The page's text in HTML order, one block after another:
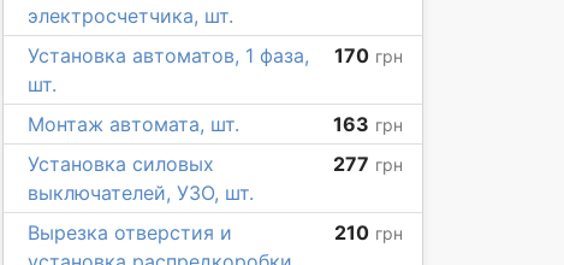
электросчетчика, шт.
Установка автоматов, 1 фаза,
шт.
170 грн
Монтаж автомата, шт. 163 грн
Установка силовых
выключателей, УЗО, шт.
277 грн
Вырезка отверстия и
210 грн